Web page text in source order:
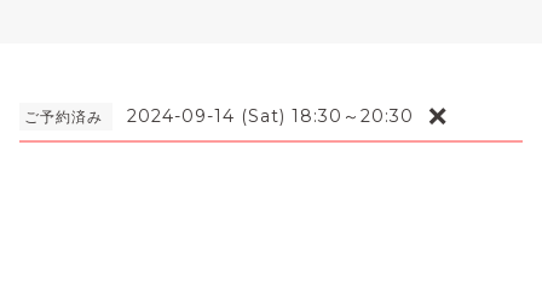
ご予約済み 2024-09-14 (Sat) 18:30～20:30 ❌